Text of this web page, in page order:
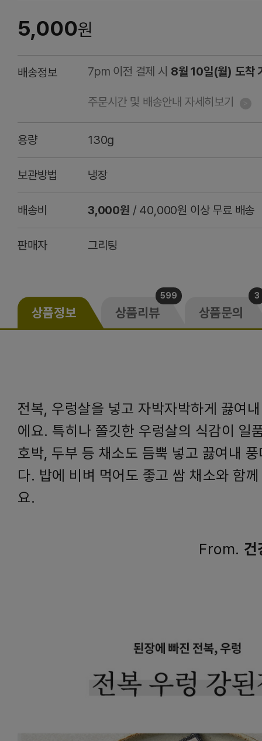
5,000원
배송정보 7pm 이전 결제 시 8월 10일(월) 도착
주문시간 및 배송안내 자세히보기
용량 130g
보관방법 냉장
배송비 3,000원 / 40,000원 이상 무료 배송
판매자 그리팅
상품정보 상품리뷰
599
상품문의
3
전복, 우렁살을 넣고 자박자박하게 끓여
에요. 특히나 쫄깃한 우렁살의 식감이 일
호박, 두부 등 채소도 듬뿍 넣고 끓여내
다. 밥에 비벼 먹어도 좋고 쌈 채소와 함
요.
From. 건